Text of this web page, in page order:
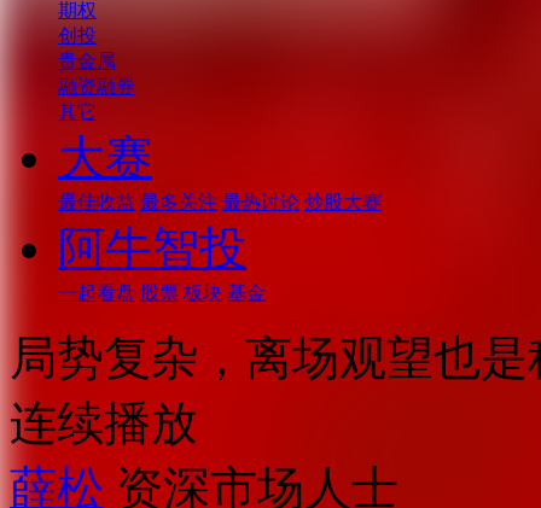
期权
创投
贵金属
融资融券
其它
大赛
最佳收益 最多关注 最热讨论 炒股大赛
阿牛智投
一起看盘 股票 板块 基金
局势复杂，离场观望也
连续播放
薛松 资深市场人士